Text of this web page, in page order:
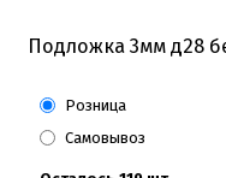
Подложка 3мм д28
Розница
Самовывоз